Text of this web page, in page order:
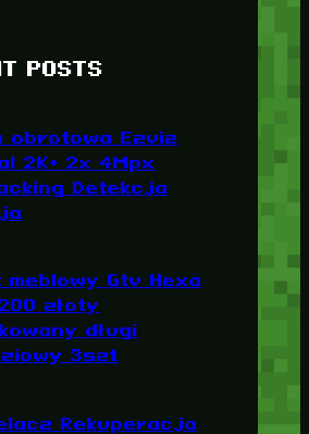
POSTS
obrotowa Ezviz
2K+ 2x 4Mpx
Detekcja
meblowy Gtv Hexa
złoty
długi
3szt
Rekuperacja